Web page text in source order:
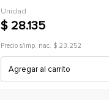
(sp3710sf / sp3710dn)
Unidad
$ 28.135
Precio s/imp. nac. $ 23.252
Agregar al carrito